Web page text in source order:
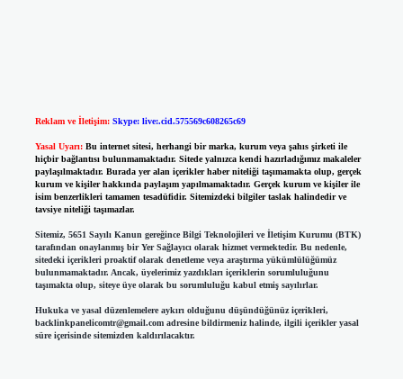
Reklam ve İletişim: Skype: live:.cid.575569c608265c69
Yasal Uyarı: Bu internet sitesi, herhangi bir marka, kurum veya şahıs şirketi ile
hiçbir bağlantısı bulunmamaktadır. Sitede yalnızca kendi hazırladığımız makaleler
paylaşılmaktadır. Burada yer alan içerikler haber niteliği taşımamakta olup, gerçek
kurum ve kişiler hakkında paylaşım yapılmamaktadır. Gerçek kurum ve kişiler ile
isim benzerlikleri tamamen tesadüfidir. Sitemizdeki bilgiler taslak halindedir ve
tavsiye niteliği taşımazlar.
Sitemiz, 5651 Sayılı Kanun gereğince Bilgi Teknolojileri ve İletişim Kurumu (BTK)
tarafından onaylanmış bir Yer Sağlayıcı olarak hizmet vermektedir. Bu nedenle,
sitedeki içerikleri proaktif olarak denetleme veya araştırma yükümlülüğümüz
bulunmamaktadır. Ancak, üyelerimiz yazdıkları içeriklerin sorumluluğunu
taşımakta olup, siteye üye olarak bu sorumluluğu kabul etmiş sayılırlar.
Hukuka ve yasal düzenlemelere aykırı olduğunu düşündüğünüz içerikleri,
backlinkpanelicomtr@gmail.comadresine bildirmeniz halinde, ilgili içerikler yasal
süre içerisinde sitemizden kaldırılacaktır.